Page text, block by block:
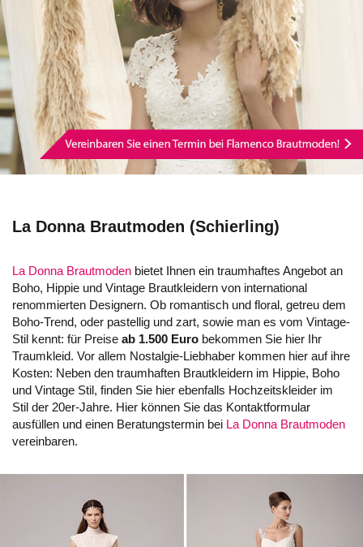
La Donna Brautmoden (Schierling)
La Donna Brautmoden bietet Ihnen ein traumhaftes Angebot an
Boho, Hippie und Vintage Brautkleidern von international
renommierten Designern. Ob romantisch und floral, getreu dem
Boho-Trend, oder pastellig und zart, sowie man es vom Vintage-
Stil kennt: für Preise ab 1.500 Euro bekommen Sie hier Ihr
Traumkleid. Vor allem Nostalgie-Liebhaber kommen hier auf ihre
Kosten: Neben den traumhaften Brautkleidern im Hippie, Boho
und Vintage Stil, finden Sie hier ebenfalls Hochzeitskleider im
Stil der 20er-Jahre. Hier können Sie das Kontaktformular
ausfüllen und einen Beratungstermin bei La Donna Brautmoden
vereinbaren.